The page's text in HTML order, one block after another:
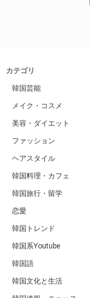
カテゴリ
韓国芸能
メイク・コスメ
美容・ダイエット
ファッション
ヘアスタイル
韓国料理・カフェ
韓国旅行・留学
恋愛
韓国トレンド
韓国系Youtube
韓国語
韓国文化と生活